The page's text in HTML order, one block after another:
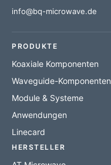
info@bq-microwave.de
PRODUKTE
Koaxiale Komponenten
Waveguide-Komponenten
Module & Systeme
Anwendungen
Linecard
HERSTELLER